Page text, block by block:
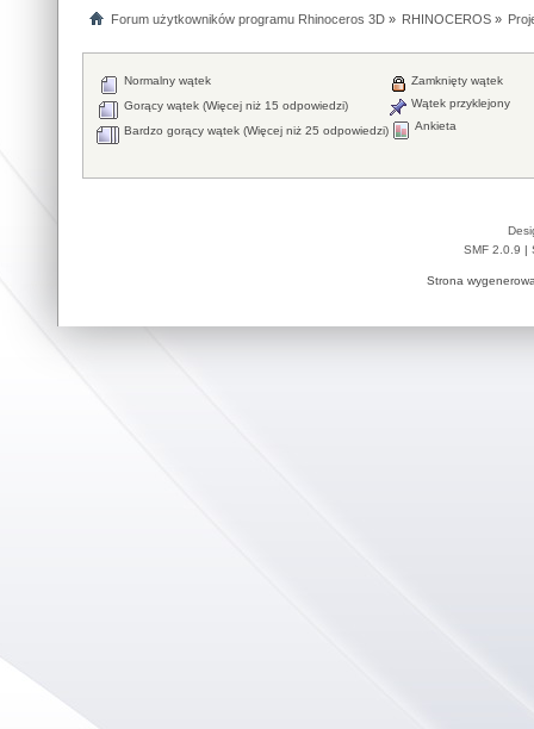
Forum użytkowników programu Rhinoceros 3D» RHINOCEROS»
Normalny wątek
Gorący wątek (Więcej niż 15 odpowiedzi)
Bardzo gorący wątek (Więcej niż 25 odpowiedzi)
Zamknięty wątek
Wątek przyklejony
Ankieta
SMF 2.0.9 |
Strona